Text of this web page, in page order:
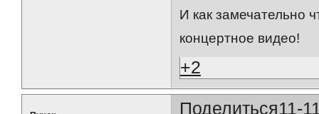
И как замечательно
концертное видео!
+2
Поделиться11-